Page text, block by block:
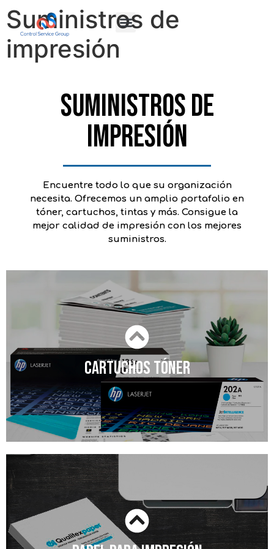
Suministros de
impresión
SUMINISTROS DE
IMPRESIÓN
Encuentre todo lo que su organización
necesita. Ofrecemos un amplio portafolio en
tóner, cartuchos, tintas y más. Consigue la
mejor calidad de impresión con los mejores
suministros.
CARTUCHOS TÓNER
CARTUCHO TÓNER
Somos proveedores de suministros para sus
equipos de impresión láser, color o
monocromático.